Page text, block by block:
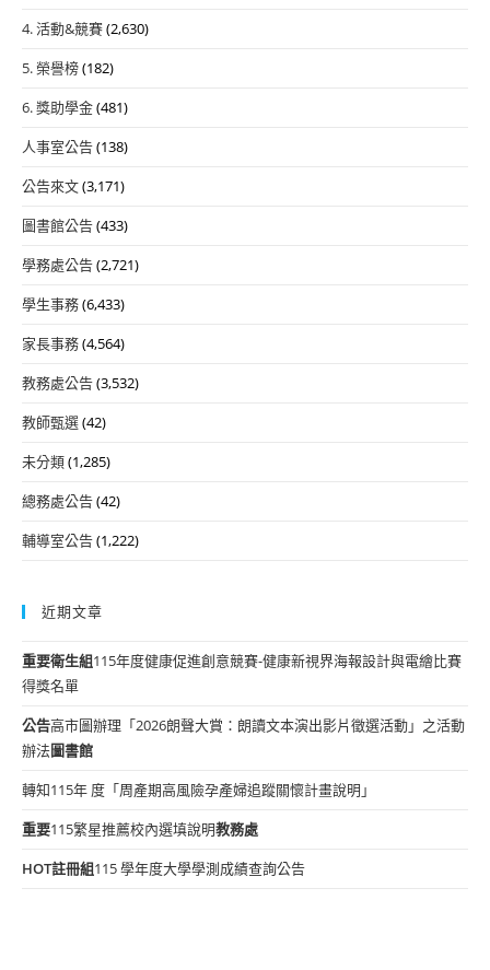
4. 活動&競賽(2,630)
5. 榮譽榜(182)
6. 獎助學金(481)
人事室公告(138)
公告來文(3,171)
圖書館公告(433)
學務處公告(2,721)
學生事務(6,433)
家長事務(4,564)
教務處公告(3,532)
教師甄選(42)
未分類(1,285)
總務處公告(42)
輔導室公告(1,222)
近期文章
重要衛生組115年度健康促進創意競賽-健康新視界海報設計與電繪比賽
得獎名單
公告高市圖辦理「2026朗聲大賞：朗讀文本演出影片徵選活動」之活動
辦法圖書館
轉知115年 度「周產期高風險孕產婦追蹤關懷計畫說明」
重要115繁星推薦校內選填說明教務處
HOT註冊組115 學年度大學學測成績查詢公告